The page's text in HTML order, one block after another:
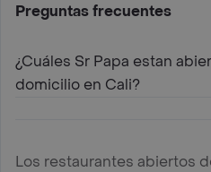
Preguntas frecuentes
¿Cuáles Sr Papa estan
domicilio en Cali?
Los restaurantes abiertos